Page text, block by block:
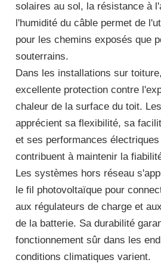
solaires au sol, la résistance à
l'humidité du câble permet de
pour les chemins exposés que
souterrains.
Dans les installations sur
excellente protection contre
chaleur de la surface du toit.
apprécient sa flexibilité, sa
et ses performances
contribuent à maintenir la
Les systèmes hors réseau
le fil photovoltaïque pour
aux régulateurs de charge et
de la batterie. Sa durabilité
fonctionnement sûr dans les
conditions climatiques varient.